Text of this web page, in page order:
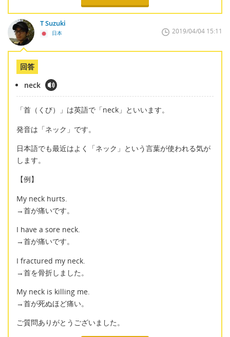
T Suzuki
日本 2019/04/04 15:11
回答
neck
「首（くび）」は英語で「neck」といいます。
発音は「ネック」です。
日本語でも最近はよく「ネック」という言葉が使われる気が
します。
【例】
My neck hurts.
→首が痛いです。
I have a sore neck.
→首が痛いです。
I fractured my neck.
→首を骨折しました。
My neck is killing me.
→首が死ぬほど痛い。
ご質問ありがとうございました。